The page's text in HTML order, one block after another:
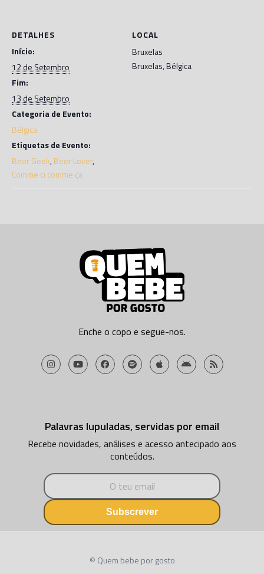
DETALHES
Início:
12 de Setembro
Fim:
13 de Setembro
Categoria de Evento:
Bélgica
Etiquetas de Evento:
Beer Geek,Beer Lover,
Comme ci comme ça
LOCAL
Bruxelas
Bruxelas,Bélgica
Enche o copo e segue-nos.
Palavras lupuladas, servidas por email
Recebe novidades, análises e acesso antecipado aos
conteúdos.
Subscrever
© Quem bebe por gosto